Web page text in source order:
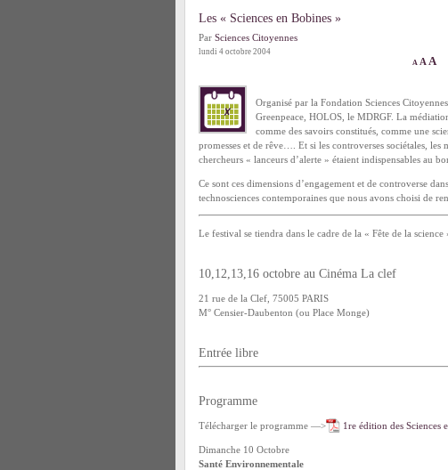
Les « Sciences en Bobines »
Par Sciences Citoyennes
lundi 4 octobre 2004
A A A
Organisé par la Fondation Sciences Citoyennes
Greenpeace HOLOS , le MDRGF. La
comme des savoirs constitués, comme une
promesses et de rêve…. Et si les controverses sociétales,
chercheurs « lanceurs d’alerte » étaient indispensables au
Ce sont ces dimensions d’engagement et de controverse
technosciences contemporaines que nous avons choisi de
Le festival se tiendra dans le cadre de la « Fête de la science
10,12,13,16 octobre au Cinéma La clef
21 rue de la Clef, 75005 PARIS
M° Censier-Daubenton (ou Place Monge)
Entrée libre
Programme
Télécharger le programme —> 1re édition des Sciences
Dimanche 10 Octobre
Santé Environnementale